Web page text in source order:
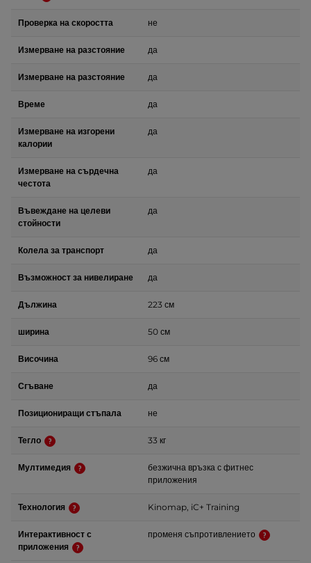
Проверка на скоростта не
Измерване на разстояние да
Измерване на разстояние да
Време да
Измерване на изгорени
калории
да
Измерване на сърдечна
честота
да
Въвеждане на целеви
стойности
да
Колела за транспорт да
Възможност за нивелиране да
Дължина 223 см
ширина 50 см
Височина 96 см
Сгъване да
Позициониращи стъпала не
Тегло 33 кг
Мултимедия
безжична връзка с фитнес
приложения
Технология Kinomap, iC+ Training
Интерактивност с
приложения
променя съпротивлението